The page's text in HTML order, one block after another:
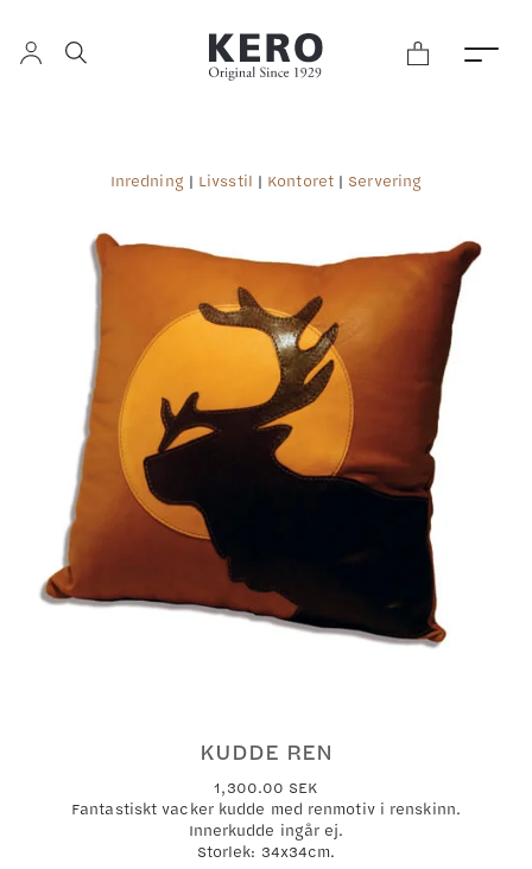
Inredning | Livsstil | Kontoret| Servering
KUDDE REN
1,300.00 SEK
Fantastiskt vacker kudde med renmotiv i renskinn.
Innerkudde ingår ej.
Storlek: 34x34cm.